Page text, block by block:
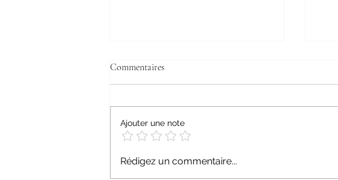
« Un esprit fermé ne construit pas
Commentaires
Ajouter une note
Rédigez un commentaire...